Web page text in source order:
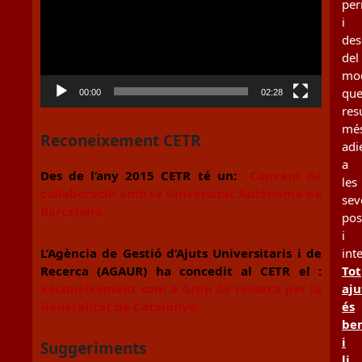
00:00 02:28
Reconeixement CETR
Des de l’any 2015 CETR té un: Conveni de
col·laboració amb la Universitat Autònoma de
Barcelona.
L’Agència de Gestió d’Ajuts Universitaris i de
Recerca (AGAUR) ha concedit al CETR el :
Reconeixement com a Grup de recerca per la
Generalitat de Catalunya.
Suggeriments
i
del
que
a
les
i
Tot
és
i